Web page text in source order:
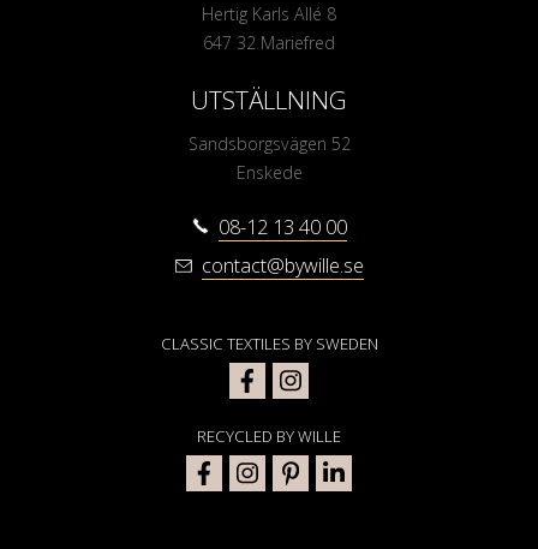
Hertig Karls Allé 8
647 32 Mariefred
UTSTÄLLNING
Sandsborgsvägen 52
Enskede
08-12 13 40 00
contact@bywille.se
CLASSIC TEXTILES BY SWEDEN
RECYCLED BY WILLE